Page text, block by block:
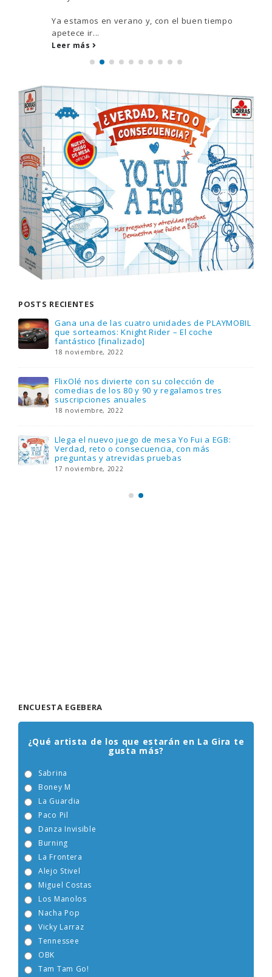
Ya estamos en verano y, con el buen tiempo
apetece ir...
Leer más
POSTS RECIENTES
Gana una de las cuatro unidades de PLAYMOBIL
que sorteamos: Knight Rider – El coche
fantástico [finalizado]
18 noviembre, 2022
FlixOlé nos divierte con su colección de
comedias de los 80 y 90 y regalamos tres
suscripciones anuales
18 noviembre, 2022
Llega el nuevo juego de mesa Yo Fui a EGB:
Verdad, reto o consecuencia, con más
preguntas y atrevidas pruebas
17 noviembre, 2022
ENCUESTA EGEBERA
¿Qué artista de los que estarán en La Gira te
gusta más?
Sabrina
Boney M
La Guardia
Paco Pil
Danza Invisible
Burning
La Frontera
Alejo Stivel
Miguel Costas
Los Manolos
Nacha Pop
Vicky Larraz
Tennessee
OBK
Tam Tam Go!